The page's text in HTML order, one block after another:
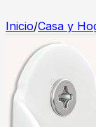
Inicio/Casa y